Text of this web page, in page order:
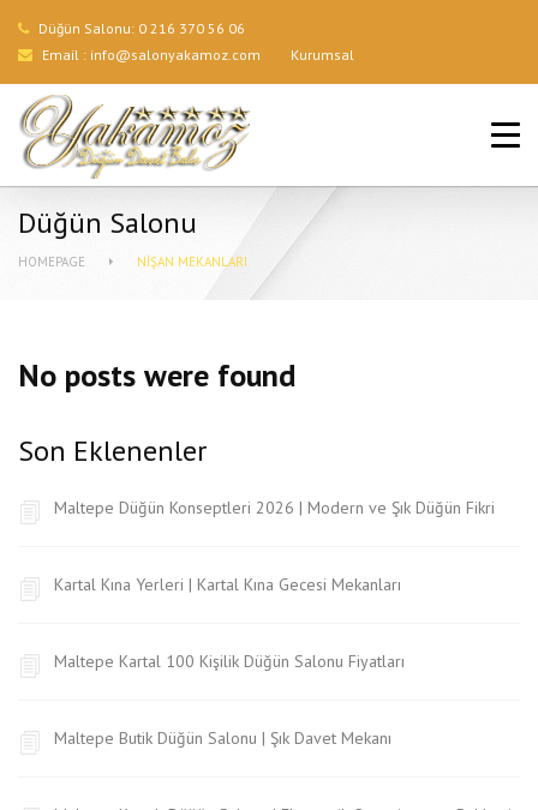
Düğün Salonu: 0 216 370 56 06
Email : info@salonyakamoz.com Kurumsal
ANA SAYFA
HIZMETLERIMIZ
BLOG
Düğün Salonu
HOMEPAGE NIŞAN MEKANLARI
No posts were found
Son Eklenenler
Maltepe Düğün Konseptleri 2026 | Modern ve Şık Düğün Fikri
Kartal Kına Yerleri | Kartal Kına Gecesi Mekanları
Maltepe Kartal 100 Kişilik Düğün Salonu Fiyatları
Maltepe Butik Düğün Salonu | Şık Davet Mekanı